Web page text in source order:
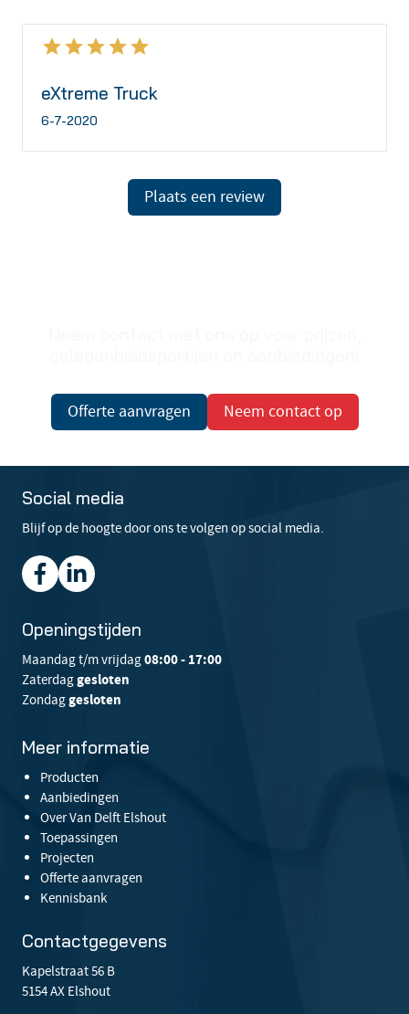
eXtreme Truck
6-7-2020
Plaats een review
Offerte aanvragen Neem contact op
Social media
Blijf op de hoogte door ons te volgen op social media.
Openingstijden
Maandag t/m vrijdag08:00 - 17:00
Zaterdaggesloten
Zondaggesloten
Meer informatie
Producten
Aanbiedingen
Over Van Delft Elshout
Toepassingen
Projecten
Offerte aanvragen
Kennisbank
Contactgegevens
Kapelstraat 56 B
5154 AX Elshout